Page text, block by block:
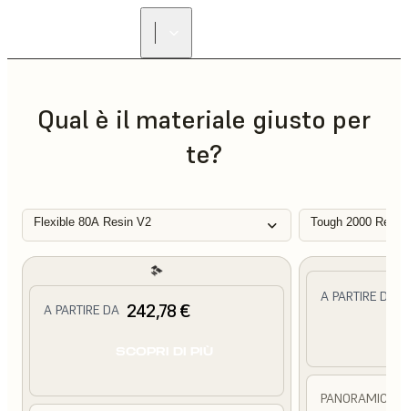
Qual è il materiale giusto per
te?
Flexible 80A Resin V2 Tough 2000
A PARTIRE DA 242,78 €
A PARTIRE DA
PANORAMICA